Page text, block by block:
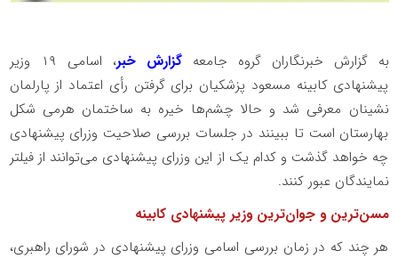
به گزارش خبرنگاران گروه جامعهگزارش خبر
، اسامی ۱۹ وزیر
پیشنهادی کابینه مسعود پزشکیان برای گرفتن رأی اعتماد از پارلمان
نشینان معرفی شد و حالا چشم‌ها خیره به ساختمان هرمی شکل
بهارستان است تا ببینند در جلسات بررسی صلاحیت وزرای پیشنهادی
چه خواهد گذشت و کدام یک از این وزرای پیشنهادی می‌توانند از فیلتر
نمایندگان عبور کنند.
مسن‌ترین و جوان‌ترین وزیر پیشنهادی کابینه
هر چند که در زمان بررسی اسامی وزرای پیشنهادی در شورای راهبری،